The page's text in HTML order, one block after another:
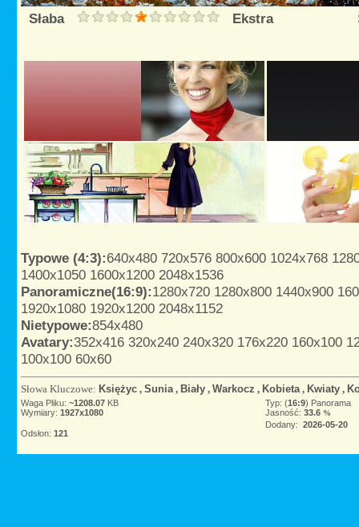
Słaba Ekstra
Typowe (4:3):640x480 720x576 800x600 1024x768
1400x1050 1600x1200 2048x1536
Panoramiczne(16:9):1280x720 1280x800 1440x900
1920x1080 1920x1200 2048x1152
Nietypowe:854x480
Avatary:352x416 320x240 240x320 176x220 160x100
100x100 60x60
Słowa Kluczowe: Księżyc , Sunia , Biały , Warkocz , Kobieta , Kwiaty ,
Waga Pliku: ~1208.07 KB
Wymiary: 1927x1080
Typ: (16:9) Panorama
Jasność: 33.6 %
Odsłon: 121
Dodany: 2026-05-20